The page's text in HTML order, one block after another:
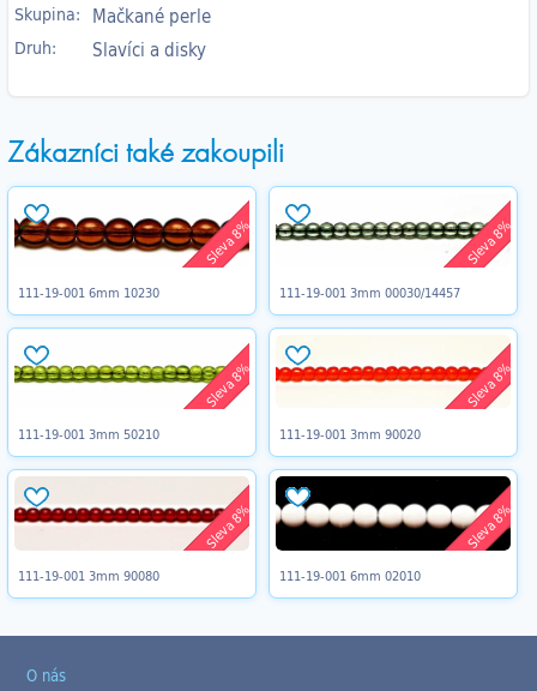
Skupina: Mačkané perle
Druh: Slavíci a disky
Zákazníci také zakoupili
Sleva 8%
111-19-001 6mm 10230
Sleva 8%
111-19-001 3mm 00030/14457
Sleva 8%
111-19-001 3mm 50210
Sleva 8%
111-19-001 3mm 90020
Sleva 8%
111-19-001 3mm 90080
Sleva 8%
111-19-001 6mm 02010
O nás